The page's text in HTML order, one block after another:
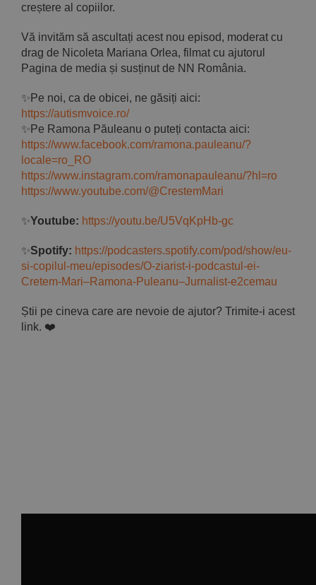
creștere al copiilor.
Vă invităm să ascultați acest nou episod, moderat cu
drag de Nicoleta Mariana Orlea, filmat cu ajutorul
Pagina de media și susținut de NN România.
✨Pe noi, ca de obicei, ne găsiți aici:
https://autismvoice.ro/
✨Pe Ramona Păuleanu o puteți contacta aici:
https://www.facebook.com/ramona.pauleanu/?
locale=ro_RO
https://www.instagram.com/ramonapauleanu/?hl=ro
https://www.youtube.com/@CrestemMari
✨Youtube: https://youtu.be/U5VqKpHb-gc
✨Spotify: https://podcasters.spotify.com/pod/show/eu-
si-copilul-meu/episodes/O-ziarist-i-podcastul-ei-
Cretem-Mari–Ramona-Puleanu–Jurnalist-e2cemau
Știi pe cineva care are nevoie de ajutor? Trimite-i acest
link. ❤️